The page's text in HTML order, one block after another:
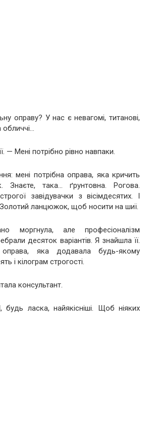
оправу? У нас є невагомі, титанові,
обличчі…
— Мені потрібно рівно навпаки.
мені потрібна оправа, яка кричить
Знаєте, така… ґрунтовна. Рогова.
завідувачки з вісімдесятих. І
ланцюжок, щоб носити на шиї.
моргнула, але професіоналізм
десяток варіантів. Я знайшла її.
яка додавала будь-якому
і кілограм строгості.
консультант.
ласка, найякісніші. Щоб ніяких